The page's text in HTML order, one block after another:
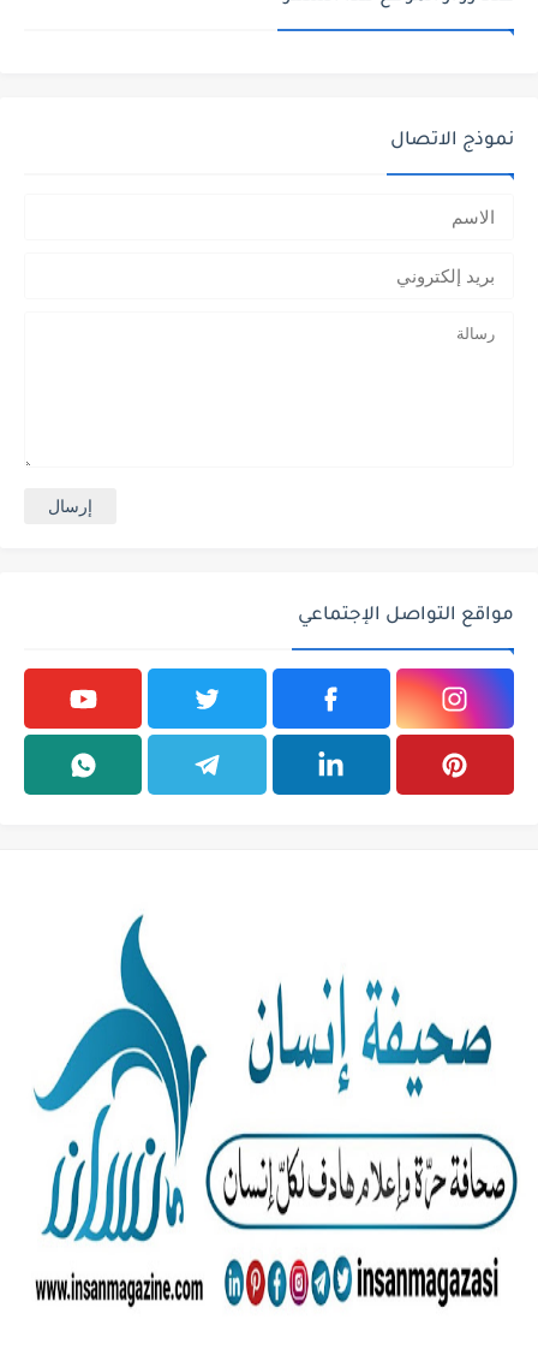
نموذج الاتصال
مواقع التواصل الإجتماعي